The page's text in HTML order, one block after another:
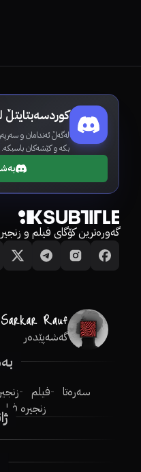
لەگەڵ ئەندامان و
بکە و کێشەکان باسبکە.
گەورەترین کۆگای فیلم و
گەشەپێدەر
سەرەتا فیلم
زنجیرە فیلم